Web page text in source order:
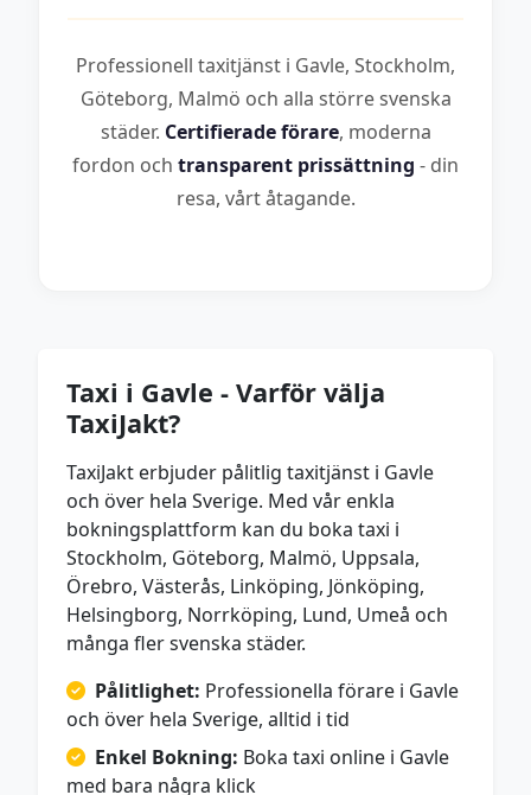
Professionell taxitjänst i Gavle, Stockholm,
Göteborg, Malmö och alla större svenska
städer. Certifierade förare, moderna
fordon och transparent prissättning - din
resa, vårt åtagande.
Taxi i Gavle - Varför välja
TaxiJakt?
TaxiJakt erbjuder pålitlig taxitjänst i Gavle
och över hela Sverige. Med vår enkla
bokningsplattform kan du boka taxi i
Stockholm, Göteborg, Malmö, Uppsala,
Örebro, Västerås, Linköping, Jönköping,
Helsingborg, Norrköping, Lund, Umeå och
många fler svenska städer.
Pålitlighet: Professionella förare i Gavle
och över hela Sverige, alltid i tid
Enkel Bokning: Boka taxi online i Gavle
med bara några klick